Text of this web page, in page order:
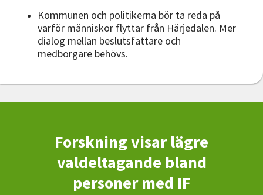
Kommunen och politikerna bör ta reda på
varför människor flyttar från Härjedalen. Mer
dialog mellan beslutsfattare och
medborgare behövs.
Forskning visar lägre
valdeltagande bland
personer med IF